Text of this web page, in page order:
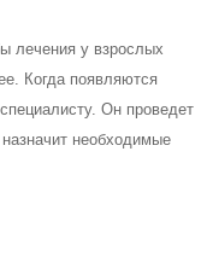
лечения у взрослых
Когда появляются
Он проведет
необходимые